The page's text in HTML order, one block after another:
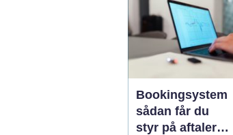
Bookingsystem
sådan får du
styr på aftaler